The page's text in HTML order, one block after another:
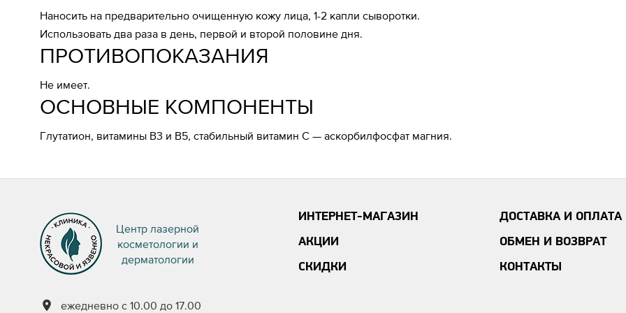
Наносить на предварительно очищенную кожу лица, 1-2 капли сыворотки.
Использовать два раза в день, первой и второй половине дня.
ПРОТИВОПОКАЗАНИЯ
Не имеет.
ОСНОВНЫЕ КОМПОНЕНТЫ
Глутатион, витамины B3 и B5, стабильный витамин С — аскорбилфосфат магния.
Центр лазерной
косметологии и
дерматологии
ежедневно с 10.00 до 17.00
ИНТЕРНЕТ-МАГАЗИН
АКЦИИ
СКИДКИ
ДОСТАВКА И ОПЛАТА
ОБМЕН И ВОЗВРАТ
КОНТАКТЫ